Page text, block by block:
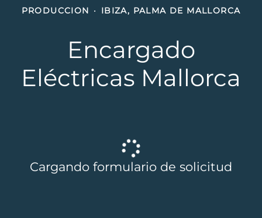
PRODUCCION · IBIZA, PALMA DE MALLORCA
Encargado
Eléctricas Mallorca
Cargando formulario de solicitud